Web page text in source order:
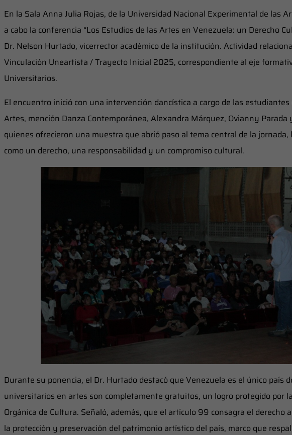
En la Sala Anna Julia Rojas, de la Universidad Nacional Experimental de las
a cabo la conferencia “Los Estudios de las Artes en Venezuela: un Derecho
Dr. Nelson Hurtado, vicerrector académico de la institución. Actividad
Vinculación Uneartista / Trayecto Inicial 2025, correspondiente al eje
Universitarios.
El encuentro inició con una intervención dancística a cargo de las estudiantes
Artes, mención Danza Contemporánea, Alexandra Márquez, Ovianny Parada
quienes ofrecieron una muestra que abrió paso al tema central de la
como un derecho, una responsabilidad y un compromiso cultural.
Durante su ponencia, el Dr. Hurtado destacó que Venezuela es el único país
universitarios en artes son completamente gratuitos, un logro protegido por
Orgánica de Cultura. Señaló, además, que el artículo 99 consagra el derecho
la protección y preservación del patrimonio artístico del país, marco que